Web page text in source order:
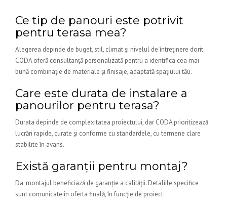
Ce tip de panouri este potrivit
pentru terasa mea?
Alegerea depinde de buget, stil, climat și nivelul de întreținere dorit.
CODA oferă consultanță personalizată pentru a identifica cea mai
bună combinație de materiale și finisaje, adaptată spațiului tău.
Care este durata de instalare a
panourilor pentru terasa?
Durata depinde de complexitatea proiectului, dar CODA prioritizează
lucrări rapide, curate și conforme cu standardele, cu termene clare
stabilite în avans.
Există garanții pentru montaj?
Da, montajul beneficiază de garanție a calității. Detaliile specifice
sunt comunicate în oferta finală, în funcție de proiect.